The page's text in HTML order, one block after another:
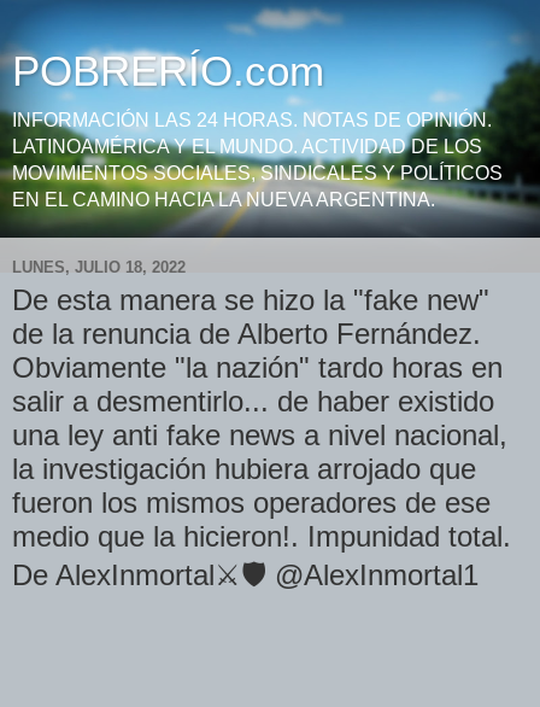
POBRERÍO.com
INFORMACIÓN LAS 24 HORAS. NOTAS DE OPINIÓN.
LATINOAMÉRICA Y EL MUNDO. ACTIVIDAD DE LOS
MOVIMIENTOS SOCIALES, SINDICALES Y POLÍTICOS
EN EL CAMINO HACIA LA NUEVA ARGENTINA.
LUNES, JULIO 18, 2022
De esta manera se hizo la "fake new"
de la renuncia de Alberto Fernández.
Obviamente "la nazión" tardo horas en
salir a desmentirlo... de haber existido
una ley anti fake news a nivel nacional,
la investigación hubiera arrojado que
fueron los mismos operadores de ese
medio que la hicieron!. Impunidad total.
De AlexInmortal⚔🛡 @AlexInmortal1